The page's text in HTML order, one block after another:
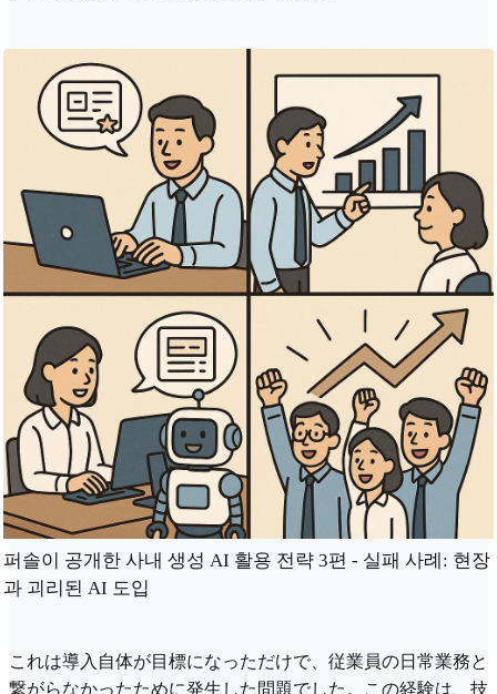
퍼솔이 공개한 사내 생성 AI 활용 전략 3편 - 실패 사례: 현장
과 괴리된 AI 도입
これは導入自体が目標になっただけで、従業員の日常業務と
繋がらなかったために発生した問題でした。この経験は、技